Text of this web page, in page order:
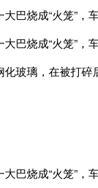
玻璃，在被打